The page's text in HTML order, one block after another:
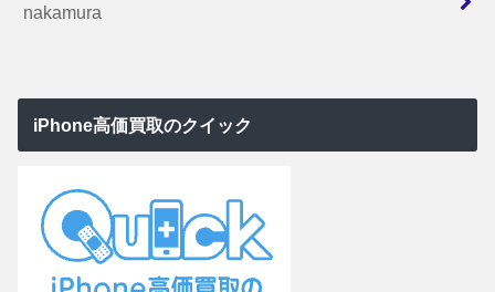
nakamura
iPhone高価買取のクイック